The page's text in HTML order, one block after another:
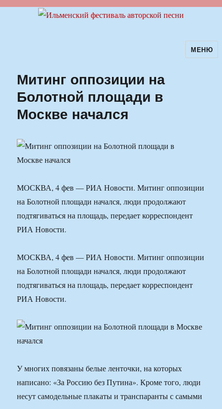
Ильменский фестиваль авторскойМЕНЮ
Митинг оппозиции на
Болотной площади в
Москве начался
МОСКВА, 4 фев — РИА Новости. Митинг оппозиции
на Болотной площади начался, люди продолжают
подтягиваться на площадь, передает корреспондент
РИА Новости.
МОСКВА, 4 фев — РИА Новости. Митинг оппозиции
на Болотной площади начался, люди продолжают
подтягиваться на площадь, передает корреспондент
РИА Новости.
У многих повязаны белые ленточки, на которых
написано: «За Россию без Путина». Кроме того, люди
несут самодельные плакаты и транспаранты с самыми